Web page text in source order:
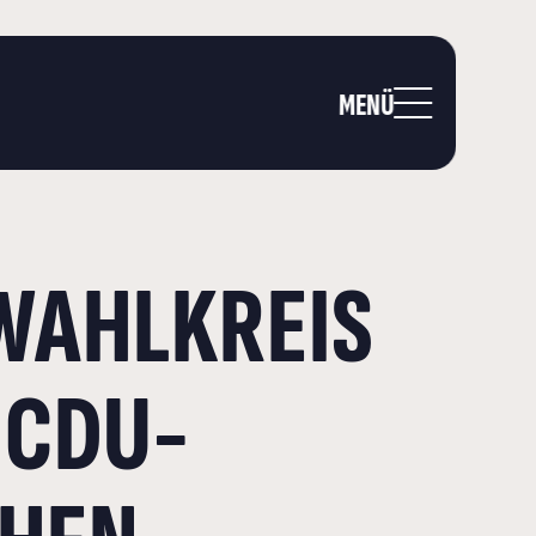
MENÜ